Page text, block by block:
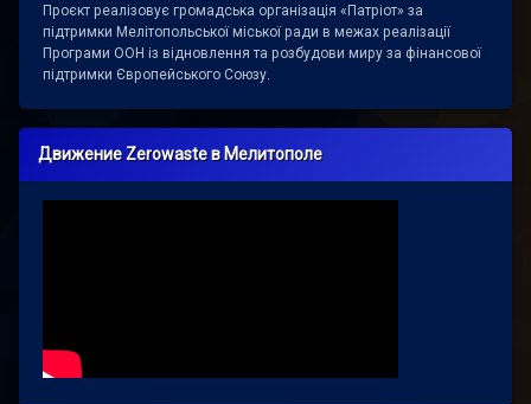
Проєкт реалізовує громадська організація «Патріот» за
підтримки Мелітопольської міської ради в межах реалізації
Програми ООН із відновлення та розбудови миру за фінансової
підтримки Європейського Союзу.
Движение Zerowaste в Мелитополе